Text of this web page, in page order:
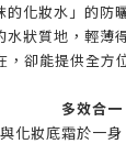
的化妝水」的防
水狀質地，輕薄
，卻能提供全方
多效合一
化妝底霜於一